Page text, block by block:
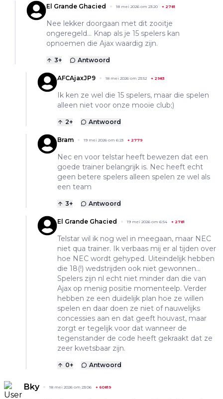
El Grande Ghacied 18 mei 2026 om 23:20 + 2781
Nee lekker doorgaan met dit zooitje
ongeregeld... Knap als je 15 spelers kan
opnoemen die Ajax waardig zijn.
3+ Antwoord
AFCAjaxJP9 18 mei 2026 om 23:52 + 2983
Ik ken ze wel die 15 spelers, maar die spelen
alleen niet voor onze mooie club;)
2+ Antwoord
Bram 19 mei 2026 om 6:23 + 2779
Nec en voor telstar heeft bewezen dat een
goede trainer belangrijk is. Nec heeft echt
geen betere spelers alleen spelen ze wel als
een team
3+ Antwoord
El Grande Ghacied 19 mei 2026 om 6:54 + 2781
Telstar wil ik nog wel in meegaan, maar NEC
niet qua trainer. Ik verbaas mij er al tijden over
hoe NEC wordt gehyped. Uiteindelijk hebben
die 18(!) wedstrijden ook niet gewonnen...
Spelers zijn nl echt niet minder dan die van
Ajax op menig positie momenteelp. Verder
hebben ze een duidelijk plan hoe ze willen
spelen en daar doen ze niet of nauwelijks
concessies aan en dat geeft houvast, maar
zorgt er tegelijk voor dat wanneer de
tegenstander de code heeft gekraakt dat ze
zeer kwetsbaar zijn.
0+ Antwoord
Bky 18 mei 2026 om 23:06 + 60819